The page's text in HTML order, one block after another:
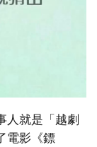
人就是「越劇
電影《鏢